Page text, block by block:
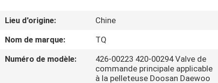
VR
Lieu d'origine:
Chine
Nom de marque:
TQ
Numéro de modèle:
426-00223 420-00294 Valve de
commande principale applicable
à la pelleteuse Doosan Daewoo